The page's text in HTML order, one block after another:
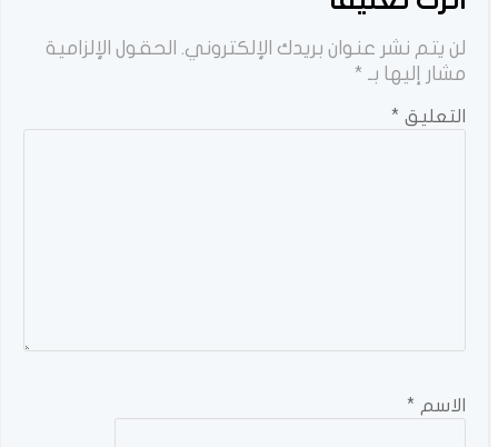
لن يتم نشر عنوان بريدك الإلكتروني. الحقول الإلزامية
مشار إليها بـ *
التعليق *
الاسم *